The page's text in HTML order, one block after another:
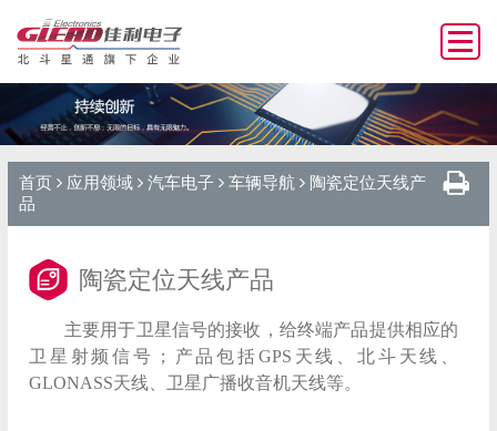
首页 应用领域 汽车电子 车辆导航
陶瓷定位天线产
品
陶瓷定位天线产品
主要用于卫星信号的接收，给终端产品提供相应的
卫星射频信号；产品包括GPS天线、北斗天线、
GLONASS天线、卫星广播收音机天线等。